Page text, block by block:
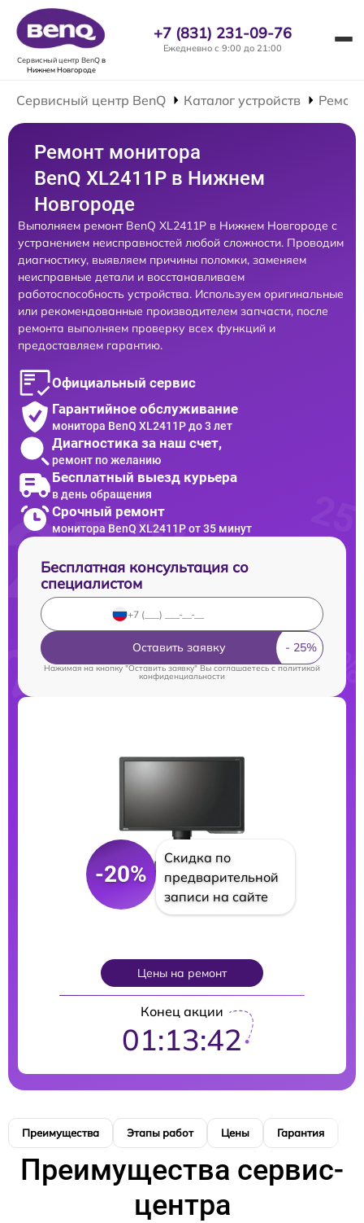
Сервисный центр BenQв
Нижнем Новгороде
+7 (831) 231-09-76
Ежедневно с 9:00 до 21:00
Сервисный центр BenQ Каталог устройств
Ремонт монитора
BenQ XL2411P в Нижнем
Новгороде
Выполняем ремонт BenQ XL2411P в Нижнем Новгороде с
устранением неисправностей любой сложности. Проводим
диагностику, выявляем причины поломки, заменяем
неисправные детали и восстанавливаем
работоспособность устройства. Используем оригинальные
или рекомендованные производителем запчасти, после
ремонта выполняем проверку всех функций и
предоставляем гарантию.
Официальный сервис
Гарантийное обслуживание
монитора BenQ XL2411P до 3 лет
Диагностика за наш счет,
ремонт по желанию
Бесплатный выезд курьера
в день обращения
Срочный ремонт
монитора BenQ XL2411P от 35 минут
Бесплатная консультация со
специалистом
Оставить заявку
Нажимая на кнопку "Оставить заявку" Вы соглашаетесь cполитикой
конфиденциальности
-20%
Скидка по
предварительной
записи на сайте
Цены на ремонт
Конец акции
01:13:40
Преимущества Этапы работ Цены Гарантия
Преимущества сервис-
центра